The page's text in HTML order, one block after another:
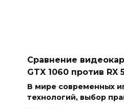
Сравнение
GTX 1060 против RX
В мире современных
технологий, выбор